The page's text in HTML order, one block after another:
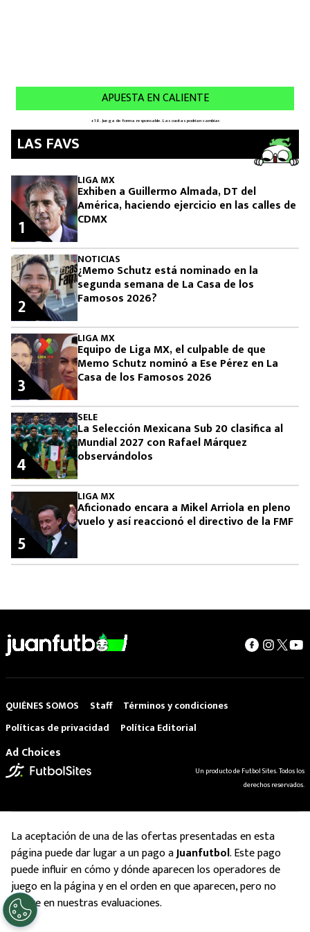
LAS FAVS
LIGA MX
Exhiben a Guillermo Almada, DT del
América, haciendo ejercicio en las calles de
CDMX
1
NOTICIAS
¿Memo Schutz está nominado en la
segunda semana de La Casa de los
Famosos 2026?
2
LIGA MX
Equipo de Liga MX, el culpable de que
Memo Schutz nominó a Ese Pérez en La
Casa de los Famosos 2026
3
SELE
La Selección Mexicana Sub 20 clasifica al
Mundial 2027 con Rafael Márquez
observándolos
4
LIGA MX
Aficionado encara a Mikel Arriola en pleno
vuelo y así reaccionó el directivo de la FMF
5
QUIÉNES SOMOS Staff
Términos y condiciones
Políticas de privacidad
Política Editorial
Ad Choices
Un producto de Futbol Sites. Todos los
derechos reservados.
La aceptación de una de las ofertas presentadas en esta
página puede dar lugar a un pago aJuanfutbol. Este pago
puede influir en cómo y dónde aparecen los operadores de
juego en la página y en el orden en que aparecen, pero no
influye en nuestras evaluaciones.